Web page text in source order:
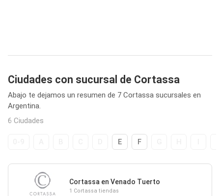
Ciudades con sucursal de Cortassa
Abajo te dejamos un resumen de 7 Cortassa sucursales en
Argentina.
6 Ciudades
E F
Cortassa en Venado Tuerto
1 Cortassa tiendas